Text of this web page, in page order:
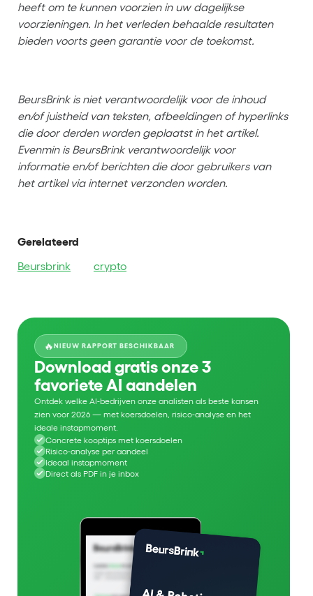
heeft om te kunnen voorzien in uw dagelijkse
voorzieningen. In het verleden behaalde resultaten
bieden voorts geen garantie voor de toekomst.
BeursBrink is niet verantwoordelijk voor de inhoud
en/of juistheid van teksten, afbeeldingen of hyperlinks
die door derden worden geplaatst in het artikel.
Evenmin is BeursBrink verantwoordelijk voor
informatie en/of berichten die door gebruikers van
het artikel via internet verzonden worden.
Gerelateerd
Beursbrink
crypto
🔥NIEUW RAPPORT BESCHIKBAAR
Download gratis onze 3
favoriete AI aandelen
Ontdek welke AI-bedrijven onze analisten als beste kansen
zien voor 2026 — met koersdoelen, risico-analyse en het
ideale instapmoment.
Concrete kooptips met koersdoelen
Risico-analyse per aandeel
Ideaal instapmoment
Direct als PDF in je inbox